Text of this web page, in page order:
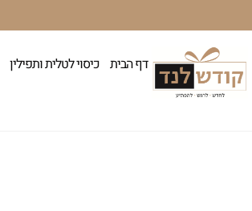
דף הבית כיסוי לטלית ותפילין